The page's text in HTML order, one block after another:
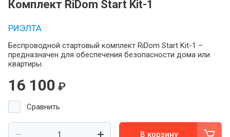
Комплект RiDom Start Kit-1
РИЭЛТА
Беспроводной стартовый комплект RiDom Start Kit-1 –
предназначен для обеспечения безопасности дома или
квартиры.
16 100 ₽
Сравнить
В корзину